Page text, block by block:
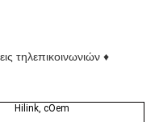
τηλεπικοινωνιών ♦
Hilink, cOem